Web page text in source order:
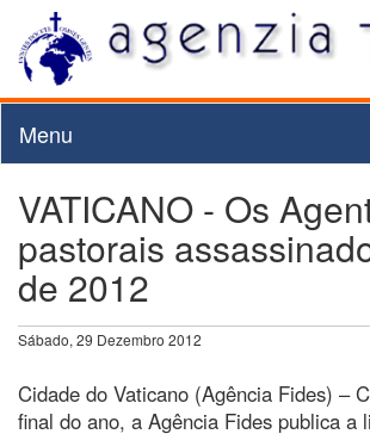
Menu
VATICANO - Os
pastorais
de 2012
Sábado, 29 Dezembro 2012
Cidade do Vaticano (Agência Fides) –
final do ano, a Agência Fides publica a